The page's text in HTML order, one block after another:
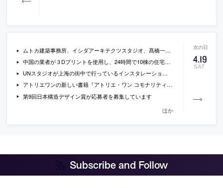
4.19
SAT
ムトカ建築事務所、イシダアーキテクツスタジオ、髙橋一平、遠藤秀平による建築展「happy talking」の会場写真
中国の業者が３Dプリントを使用し、24時間で10棟の住宅を建てているそうです
UNスタジオが上海の街中で行っているインスタレーションの写真
アトリエワンの新しい書籍『アトリエ・ワン コモナリティーズ ふるまいの生産』
第9回日本構造デザイン賞が応募者を募集しています
ほか
Subscribe and Follow